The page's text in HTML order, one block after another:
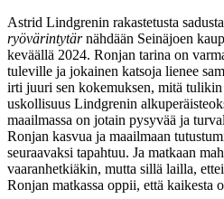
Astrid Lindgrenin rakastetusta
ryövärintytärnähdään Seinäjoen
keväällä 2024. Ronjan tarina on
tuleville ja jokainen katsoja lienee
irti juuri sen kokemuksen, mitä
uskollisuus Lindgrenin
maailmassa on jotain pysyvää ja
Ronjan kasvua ja maailmaan
seuraavaksi tapahtuu. Ja matkaan
vaaranhetkiäkin, mutta sillä lailla,
Ronjan matkassa oppii, että kaikesta